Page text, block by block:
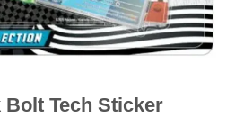
Tech Sticker